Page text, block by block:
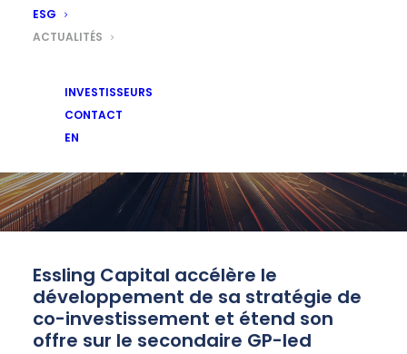
ESG
ACTUALITÉS
INVESTISSEURS
CONTACT
EN
Essling Capital accélère le
développement de sa stratégie de
co-investissement et étend son
offre sur le secondaire GP-led